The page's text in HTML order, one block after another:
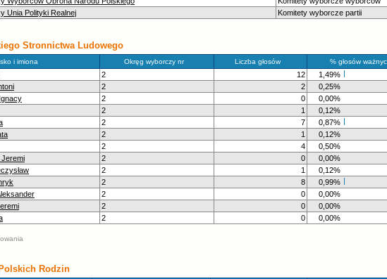
Unia Polityki Realnej Komitety wyborcze partii
Stronnictwa Ludowego
i imiona Okręg wyborczy nr Liczba głosów % głosów
2 12
1,49%
2 2
0,25%
2 0
0,00%
2 1
0,12%
2 7
0,87%
2 1
0,12%
2 4
0,50%
Jeremi 2 0
0,00%
2 1
0,12%
2 8
0,99%
2 0
0,00%
2 0
0,00%
2 0 0,00%
Rodzin